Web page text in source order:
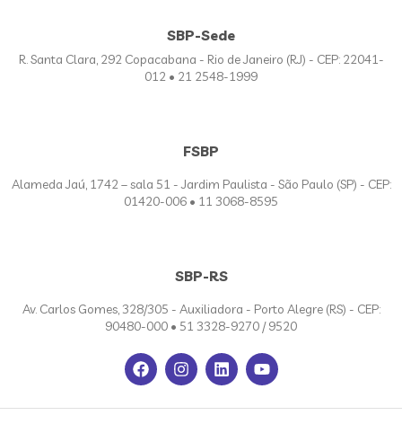
SBP-Sede
R. Santa Clara, 292 Copacabana - Rio de Janeiro (RJ) - CEP: 22041-
012 • 21 2548-1999
FSBP
Alameda Jaú, 1742 – sala 51 - Jardim Paulista - São Paulo (SP) - CEP:
01420-006 • 11 3068-8595
SBP-RS
Av. Carlos Gomes, 328/305 - Auxiliadora - Porto Alegre (RS) - CEP:
90480-000 • 51 3328-9270 / 9520